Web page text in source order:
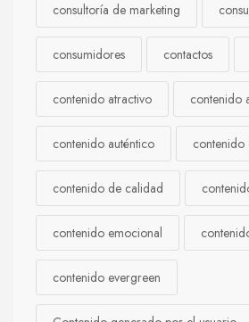
consultoría de marketing
consumidores contactos
contenido atractivo contenido
contenido auténtico contenido
contenido de calidad
contenido emocional
contenido evergreen